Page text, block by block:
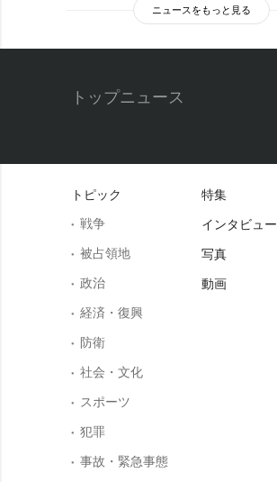
ニュースをもっと見る
トップニュース
トピック
戦争
被占領地
政治
経済・復興
防衛
社会・文化
スポーツ
犯罪
事故・緊急事態
特集
インタビュー
写真
動画